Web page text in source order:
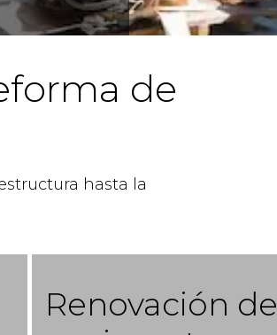
de
hasta la
Renovación de